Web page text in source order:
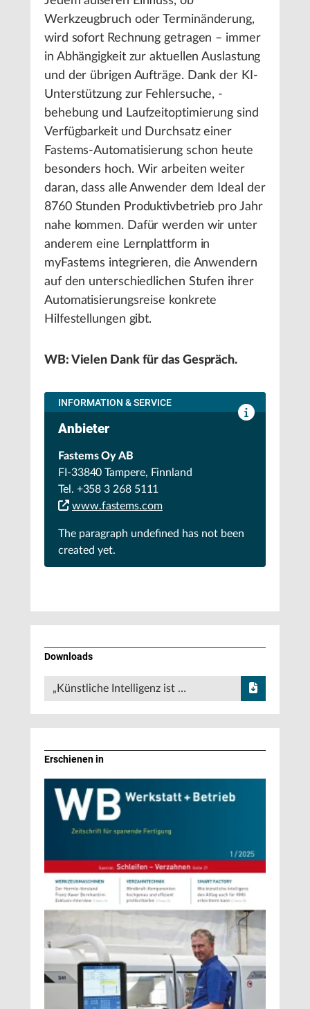
Werkzeugbruch oder Terminänderung,
wird sofort Rechnung getragen – immer
in Abhängigkeit zur aktuellen Auslastung
und der übrigen Aufträge. Dank der KI-
Unterstützung zur Fehlersuche, -
behebung und Laufzeitoptimierung sind
Verfügbarkeit und Durchsatz einer
Fastems-Automatisierung schon heute
besonders hoch. Wir arbeiten weiter
daran, dass alle Anwender dem Ideal der
8760 Stunden Produktivbetrieb pro Jahr
nahe kommen. Dafür werden wir unter
anderem eine Lernplattform in
myFastems integrieren, die Anwendern
auf den unterschiedlichen Stufen ihrer
Automatisierungsreise konkrete
Hilfestellungen gibt.
WB: Vielen Dank für das Gespräch.
INFORMATION & SERVICE
Anbieter
Fastems Oy AB
FI-33840 Tampere, Finnland
Tel. +358 3 268 5111
www.fastems.com
The paragraph undefined has not been
created yet.
Downloads
„Künstliche Intelligenz ist …
Erschienen in